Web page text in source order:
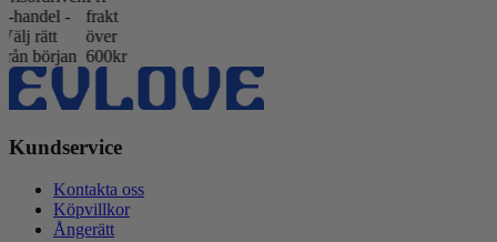
-
frakt
över
600kr
Kundservice
Kontakta oss
Köpvillkor
Ångerätt